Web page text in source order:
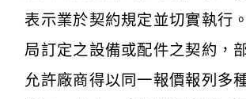
表示業於契約規定並切實執行
局訂定之設備或配件之契約，
允許廠商得以同一報價報列多